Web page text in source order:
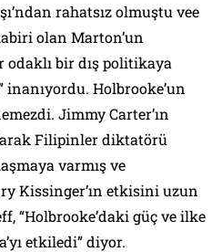
rahatsız olmuştu vee
olan Marton’un
odaklı bir dış politikaya
inanıyordu. Holbrooke’un
Jimmy Carter’ın
Filipinler diktatörü
varmış ve
Kissinger’ın etkisini uzun
“Holbrooke’daki güç ve ilke
etkiledi” diyor.